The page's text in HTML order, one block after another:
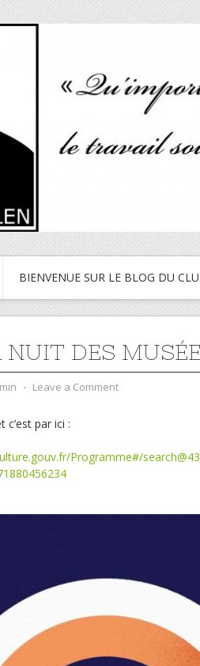
BIENVENUE SUR LE BLOG DU
NUIT DES
⋅ Leave a Comment
c’est par ici :
Programme#/